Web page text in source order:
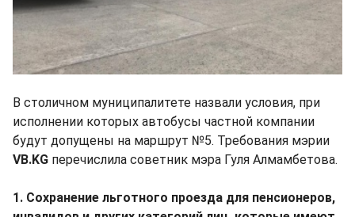
В столичном муниципалитете назвали условия, при
исполнении которых автобусы частной компании
будут допущены на маршрут №5. Требования мэрии
VB.KG перечислила советник мэра Гуля Алмамбетова.
1. Сохранение льготного проезда для пенсионеров,